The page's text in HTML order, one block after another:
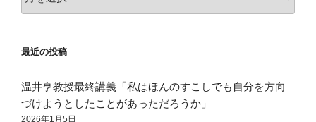
ー
ブ
最近の投稿
温井亨教授最終講義「私はほんのすこしでも自分を方向
づけようとしたことがあっただろうか」
2026年1月5日